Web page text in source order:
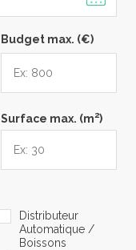
Budget max. (€)
Surface max. (m2)
Distributeur
Automatique /
Boissons